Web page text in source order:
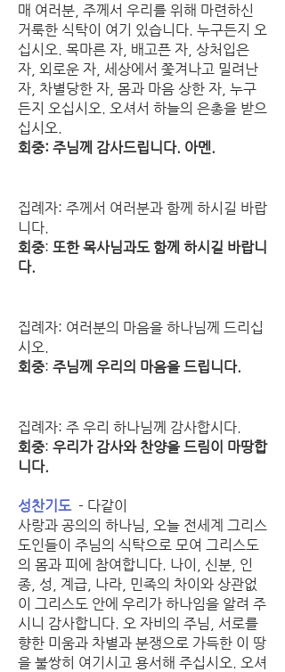
매 여러분, 주께서 우리를 위해 마련하신
거룩한 식탁이 여기 있습니다. 누구든지 오
십시오. 목마른 자, 배고픈 자, 상처입은
자, 외로운 자, 세상에서 쫓겨나고 밀려난
자, 차별당한 자, 몸과 마음 상한 자, 누구
든지 오십시오. 오셔서 하늘의 은총을 받으
십시오.
회중: 주님께 감사드립니다. 아멘.
집례자: 주께서 여러분과 함께 하시길 바랍
니다.
회중: 또한 목사님과도 함께 하시길 바랍니
다.
집례자: 여러분의 마음을 하나님께 드리십
시오.
회중: 주님께 우리의 마음을 드립니다.
집례자: 주 우리 하나님께 감사합시다.
회중: 우리가 감사와 찬양을 드림이 마땅합
니다.
성찬기도
  - 다같이
사랑과 공의의 하나님, 오늘 전세계 그리스
도인들이 주님의 식탁으로 모여 그리스도
의 몸과 피에 참여합니다. 나이, 신분, 인
종, 성, 계급, 나라, 민족의 차이와 상관없
이 그리스도 안에 우리가 하나임을 알려 주
시니 감사합니다. 오 자비의 주님, 서로를
향한 미움과 차별과 분쟁으로 가득한 이 땅
을 불쌍히 여기시고 용서해 주십시오. 오셔